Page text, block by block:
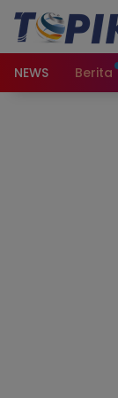
Langsung
konten
NEWS
Berita